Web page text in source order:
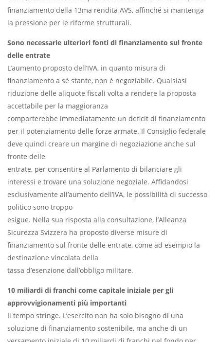
finanziamento della 13ma rendita AVS, affinché si mantenga
la pressione per le riforme strutturali.
Sono necessarie ulteriori fonti di finanziamento sul fronte
delle entrate
L’aumento proposto dell’IVA, in quanto misura di
finanziamento a sé stante, non è negoziabile. Qualsiasi
riduzione delle aliquote fiscali volta a rendere la proposta
accettabile per la maggioranza
comporterebbe immediatamente un deficit di finanziamento
per il potenziamento delle forze armate. Il Consiglio federale
deve quindi creare un margine di negoziazione anche sul
fronte delle
entrate, per consentire al Parlamento di bilanciare gli
interessi e trovare una soluzione negoziale. Affidandosi
esclusivamente all’aumento dell’IVA, le possibilità di successo
politico sono troppo
esigue. Nella sua risposta alla consultazione, l’Alleanza
Sicurezza Svizzera ha proposto diverse misure di
finanziamento sul fronte delle entrate, come ad esempio la
destinazione vincolata della
tassa d’esenzione dall’obbligo militare.
10 miliardi di franchi come capitale iniziale per gli
approvvigionamenti più importanti
Il tempo stringe. L’esercito non ha solo bisogno di una
soluzione di finanziamento sostenibile, ma anche di un